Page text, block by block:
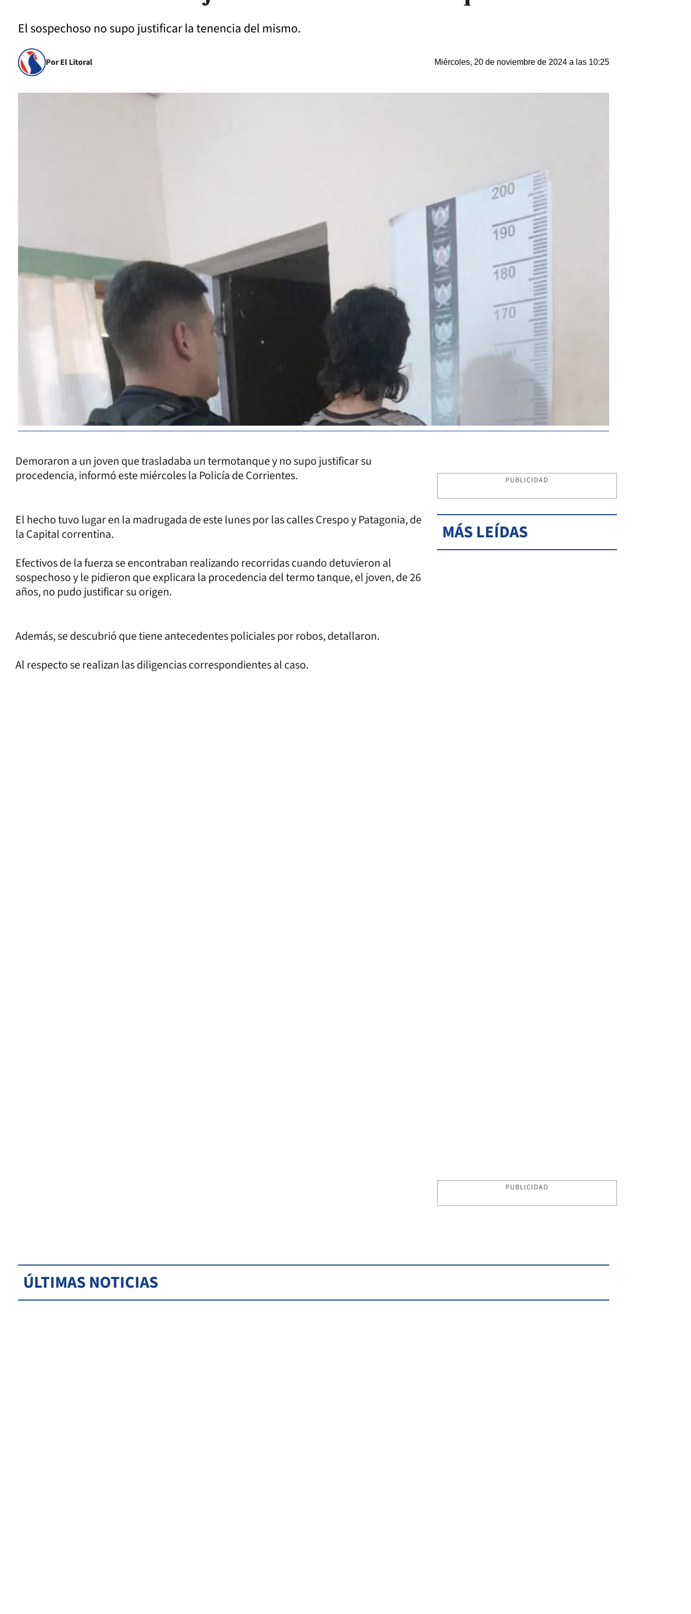
El sospechoso no supo justificar la tenencia del mismo.
Por El Litoral Miércoles, 20 de noviembre de 2024 a las 10:25
Demoraron a un joven que trasladaba un termotanque y no supo justificar su
procedencia, informó este miércoles la Policía de Corrientes.
El hecho tuvo lugar en la madrugada de este lunes por las calles Crespo y Patagonia, de
la Capital correntina.
Efectivos de la fuerza se encontraban realizando recorridas cuando detuvieron al
sospechoso y le pidieron que explicara la procedencia del termo tanque, el joven, de 26
años, no pudo justificar su origen.
Además, se descubrió que tiene antecedentes policiales por robos, detallaron.
Al respecto se realizan las diligencias correspondientes al caso.
PUBLICIDAD
MÁS LEÍDAS
PUBLICIDAD
ÚLTIMAS NOTICIAS